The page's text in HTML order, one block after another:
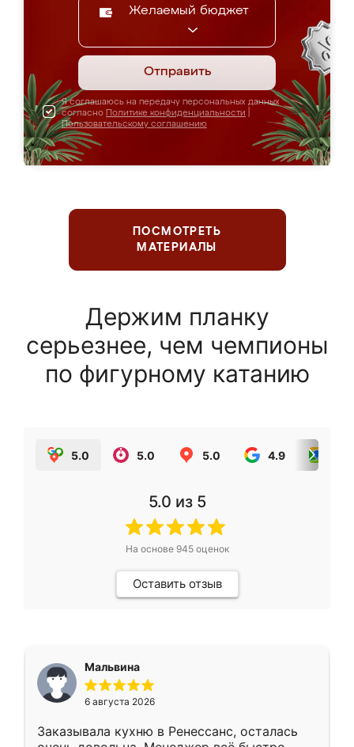
Желаемый бюджет
Отправить
Я соглашаюсь на передачу персональных данных
согласно Политике конфиденциальности
Пользовательскому соглашению
ПОСМОТРЕТЬ
МАТЕРИАЛЫ
Держим планку
серьезнее, чем чемпионы
по фигурному катанию
5.0 5.0 5.0 4.9
5.0 из 5
На основе 945оценок
Оставить отзыв
Мальвина
6 августа 2026
Заказывала кухню в Ренессанс, осталась